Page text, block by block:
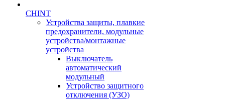
CHINT
Устройства защиты, плавкие
предохранители, модульные
устройства/монтажные
устройства
Выключатель
автоматический
модульный
Устройство защитного
отключения (УЗО)